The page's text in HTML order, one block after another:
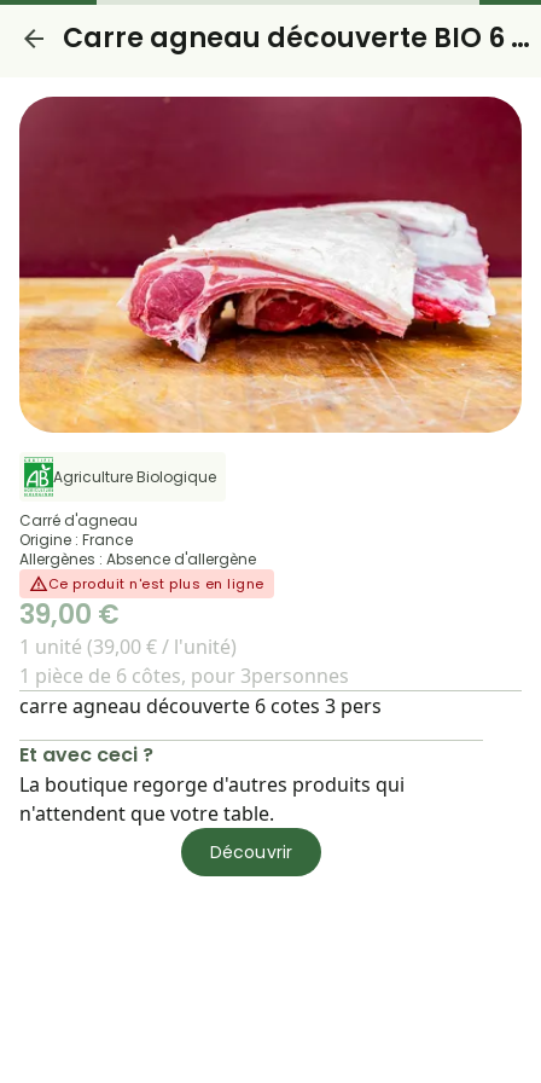
Carre agneau découverte BIO 6 cotes 3 pers
Agriculture Biologique
Carré d'agneau
Origine : France
Allergènes : Absence d'allergène
Ce produit n'est plus en ligne
39,00 €
1 unité (39,00 € / l'unité)
1 pièce de 6 côtes, pour 3personnes
carre agneau découverte 6 cotes 3 pers
Et avec ceci ?
La boutique regorge d'autres produits qui
n'attendent que votre table.
Découvrir